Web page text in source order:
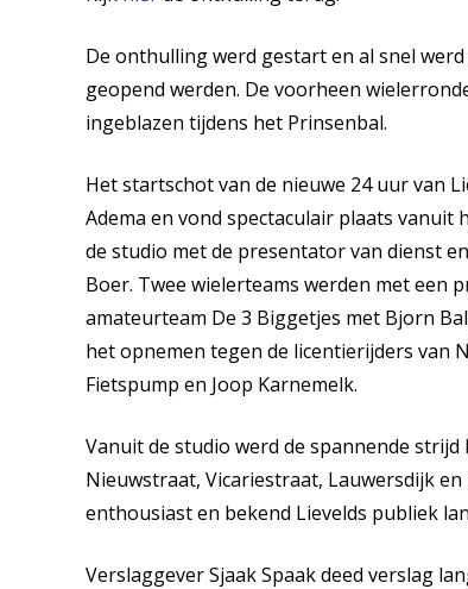
De onthulling werd gestart en al snel
geopend werden. De voorheen
ingeblazen tijdens het Prinsenbal.
Het startschot van de nieuwe 24 uur van
Adema en vond spectaculair plaats
de studio met de presentator van dienst
Boer. Twee wielerteams werden met een
amateurteam De 3 Biggetjes met Bjorn
het opnemen tegen de licentierijders van
Fietspump en Joop Karnemelk.
Vanuit de studio werd de spannende
Nieuwstraat, Vicariestraat, Lauwersdijk
enthousiast en bekend Lievelds publiek
Verslaggever Sjaak Spaak deed verslag